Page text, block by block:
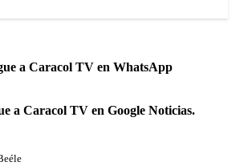
a Caracol TV en WhatsApp
a Caracol TV en Google Noticias.